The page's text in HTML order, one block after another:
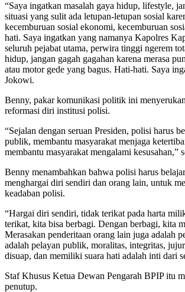
“Saya ingatkan masalah gaya hidup, lifestyle,
situasi yang sulit ada letupan-letupan sosial
kecemburuan sosial ekonomi, kecemburuan
hati. Saya ingatkan yang namanya Kapolres
seluruh pejabat utama, perwira tinggi ngerem
hidup, jangan gagah gagahan karena merasa
atau motor gede yang bagus. Hati-hati. Saya
Jokowi.
Benny, pakar komunikasi politik ini
reformasi diri institusi polisi.
“Sejalan dengan seruan Presiden, polisi harus
publik, membantu masyarakat menjaga
membantu masyarakat mengalami kesusahan,”
Benny menambahkan bahwa polisi harus
menghargai diri sendiri dan orang lain, untuk
keadaban polisi.
“Hargai diri sendiri, tidak terikat pada harta
terikat, kita bisa berbagi. Dengan berbagi, kita
Merasakan penderitaan orang lain juga adalah
adalah pelayan publik, moralitas, integritas,
disuap, dan memiliki suara hati adalah inti dari
Staf Khusus Ketua Dewan Pengarah BPIP itu
penutup.